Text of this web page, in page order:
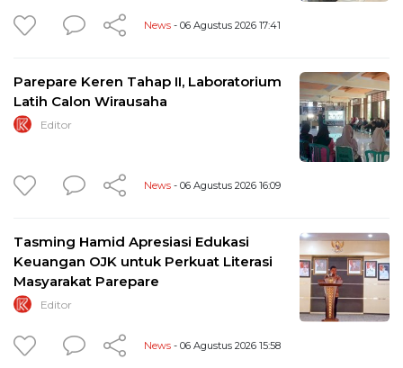
News - 06 Agustus 2026 17:41
Parepare Keren Tahap II, Laboratorium
Latih Calon Wirausaha
Editor
News - 06 Agustus 2026 16:09
Tasming Hamid Apresiasi Edukasi
Keuangan OJK untuk Perkuat Literasi
Masyarakat Parepare
Editor
News - 06 Agustus 2026 15:58